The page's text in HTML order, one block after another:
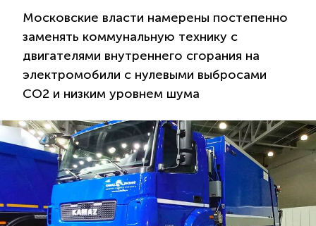
Московские власти намерены постепенно
заменять коммунальную технику с
двигателями внутреннего сгорания на
электромобили с нулевыми выбросами
СО2 и низким уровнем шума